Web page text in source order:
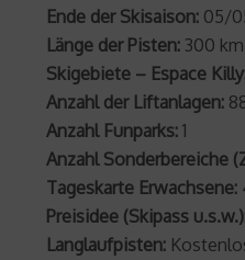
Ende der Skisaison: 05/
Länge der Pisten: 300 km
Skigebiete – Espace
Anzahl der Liftanlagen:
Anzahl Funparks: 1
Anzahl Sonderbereiche
Tageskarte Erwachsene:
Preisidee (Skipass
Langlaufpisten: